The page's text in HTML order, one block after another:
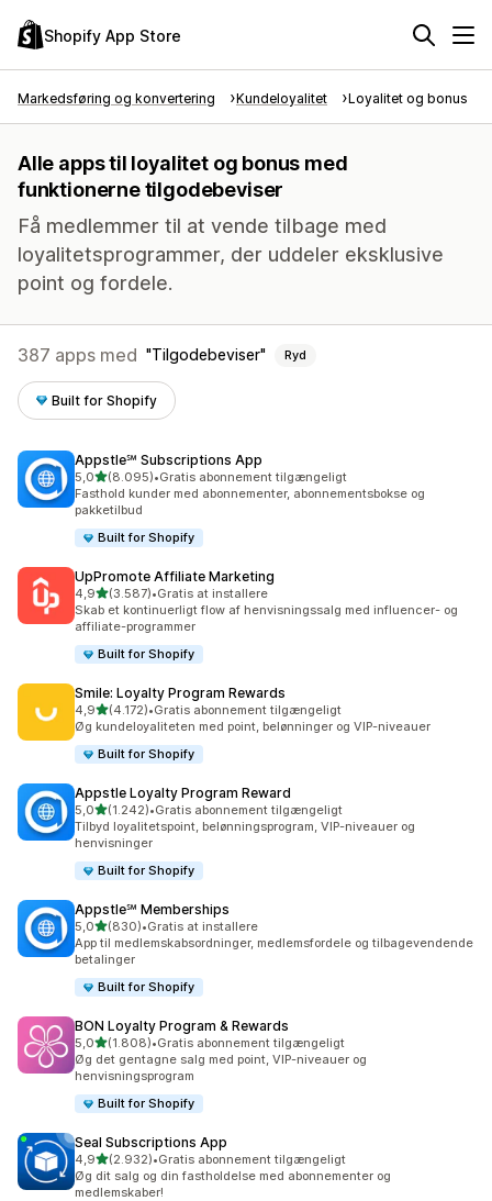
Shopify App Store
Markedsføring og konvertering Kundeloyalitet Loyalitet og bonus
Alle apps til loyalitet og bonus med
funktionerne tilgodebeviser
Få medlemmer til at vende tilbage med
loyalitetsprogrammer, der uddeler eksklusive
point og fordele.
387 apps med Tilgodebeviser Ryd
Built for Shopify
Appstle℠ Subscriptions App
5,0ud af 5 stjerner
(8.095)
8095 anmeldelser i alt
•Gratis abonnement tilgængeligt
Fasthold kunder med abonnementer, abonnementsbokse og
pakketilbud
Built for Shopify
UpPromote Affiliate Marketing
4,9ud af 5 stjerner
(3.587)
3587 anmeldelser i alt
•Gratis at installere
Skab et kontinuerligt flow af henvisningssalg med influencer- og
affiliate-programmer
Built for Shopify
Smile: Loyalty Program Rewards
4,9ud af 5 stjerner
(4.172)
4172 anmeldelser i alt
•Gratis abonnement tilgængeligt
Øg kundeloyaliteten med point, belønninger og VIP-niveauer
Built for Shopify
Appstle Loyalty Program Reward
5,0ud af 5 stjerner
(1.242)
1242 anmeldelser i alt
•Gratis abonnement tilgængeligt
Tilbyd loyalitetspoint, belønningsprogram, VIP-niveauer og
henvisninger
Built for Shopify
Appstle℠ Memberships
5,0ud af 5 stjerner
(830)
830 anmeldelser i alt
•Gratis at installere
App til medlemskabsordninger, medlemsfordele og tilbagevendende
betalinger
Built for Shopify
BON Loyalty Program & Rewards
5,0ud af 5 stjerner
(1.808)
1808 anmeldelser i alt
•Gratis abonnement tilgængeligt
Øg det gentagne salg med point, VIP-niveauer og
henvisningsprogram
Built for Shopify
Seal Subscriptions App
4,9ud af 5 stjerner
(2.932)
2932 anmeldelser i alt
•Gratis abonnement tilgængeligt
Øg dit salg og din fastholdelse med abonnementer og
medlemskaber!